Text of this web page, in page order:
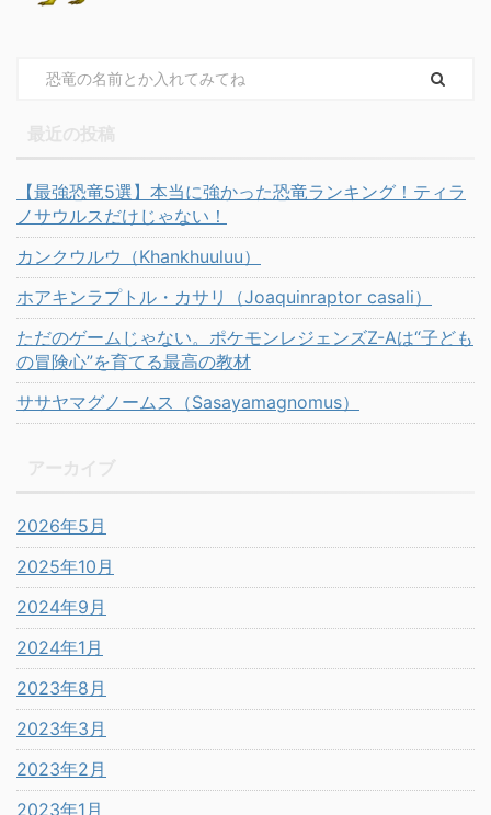
【最強恐竜5選】本当に強かった恐竜ランキング！ティラ
ノサウルスだけじゃない！
カンクウルウ（Khankhuuluu）
ホアキンラプトル・カサリ（Joaquinraptor casali）
ただのゲームじゃない。ポケモンレジェンズZ-Aは“子ども
の冒険心”を育てる最高の教材
ササヤマグノームス（Sasayamagnomus）
2026年5月
2025年10月
2024年9月
2024年1月
2023年8月
2023年3月
2023年2月
2023年1月